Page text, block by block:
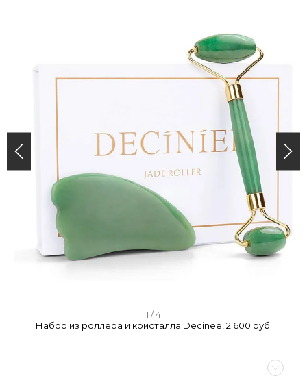
m
1 / 4
Набор из роллера и кристалла Decinee, 2 600 руб.